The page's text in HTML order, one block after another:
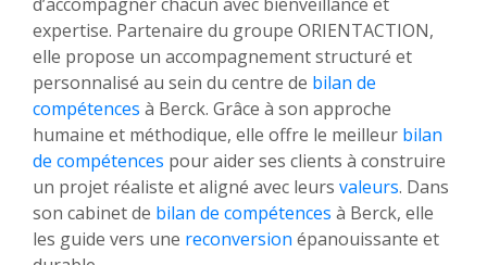
expertise. Partenaire du groupe ORIENTACTION,
elle propose un accompagnement structuré et
personnalisé au sein du centre de bilan de
compétences à Berck. Grâce à son approche
humaine et méthodique, elle offre le meilleur bilan
de compétences pour aider ses clients à construire
un projet réaliste et aligné avec leurs valeurs. Dans
son cabinet de bilan de compétences à Berck, elle
les guide vers une reconversion épanouissante et